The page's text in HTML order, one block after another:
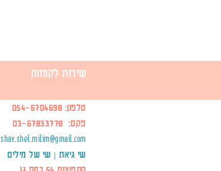
שירות לקוחות
טלפון: 054-6704698
פקס: 03-67833778
shay.shel.milim@gmail.com
שי גיאת | שי של מילים